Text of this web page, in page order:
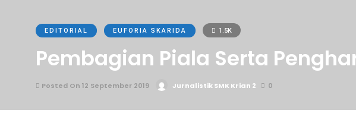
EDITORIAL EUFORIA SKARIDA 1.5K
Pembagian Piala Serta
Posted On 12 September 2019 Jurnalistik SMK Krian 2 0